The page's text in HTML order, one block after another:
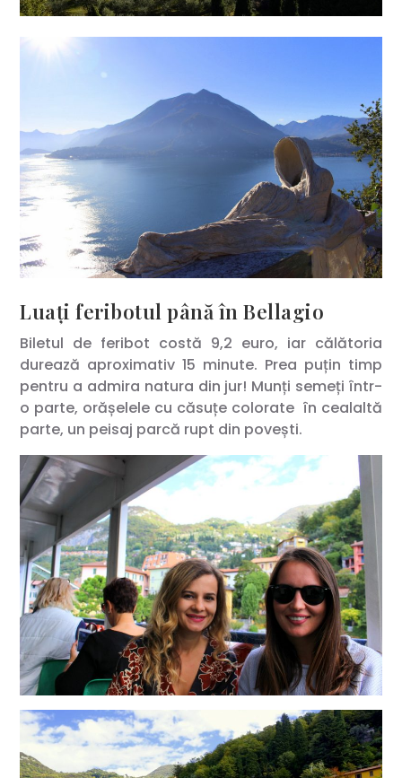
Luați feribotul până în Bellagio
Biletul de feribot costă 9,2 euro, iar călătoria
durează aproximativ 15 minute. Prea puțin timp
pentru a admira natura din jur! Munți semeți într-
o parte, orășelele cu căsuțe colorate în cealaltă
parte, un peisaj parcă rupt din povești.